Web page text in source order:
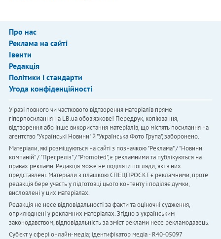
Про нас
Реклама на сайті
Івенти
Редакція
Політики і стандарти
Угода конфіденційності
У разі повного чи часткового відтворення матеріалів пряме
гіперпосилання на LB.ua обов'язкове! Передрук, копіювання,
відтворення або інше використання матеріалів, що містять посилання на
агентство "Українськi Новини" й "Українська Фото Група", заборонено.
Матеріали, які розміщуються на сайті з позначкою "Реклама" / "Новини
компаній" / "Пресреліз" / "Promoted", є рекламними та публікуються на
правах реклами. Редакція може не поділяти погляди, які в них
представлені. Матеріали з плашкою СПЕЦПРОЄКТ є рекламними, проте
редакція бере участь у підготовці цього контенту і поділяє думки,
висловлені у цих матеріалах.
Редакція не несе відповідальності за факти та оціночні судження,
оприлюднені у рекламних матеріалах. Згідно з українським
законодавством, відповідальність за зміст реклами несе рекламодавець.
Cуб'єкт у сфері онлайн-медіа; ідентифікатор медіа - R40-05097